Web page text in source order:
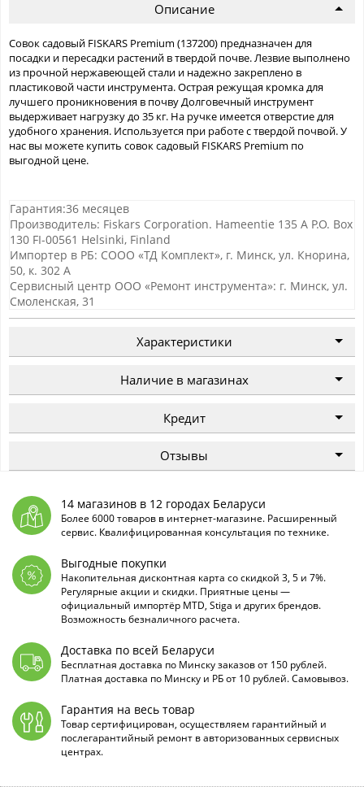
Описание
Совок садовый FISKARS Premium (137200) предназначен для
посадки и пересадки растений в твердой почве. Лезвие выполнено
из прочной нержавеющей стали и надежно закреплено в
пластиковой части инструмента. Острая режущая кромка для
лучшего проникновения в почву Долговечный инструмент
выдерживает нагрузку до 35 кг. На ручке имеется отверстие для
удобного хранения. Используется при работе с твердой почвой. У
нас вы можете купить совок садовый FISKARS Premium по
выгодной цене.
Гарантия:36 месяцев
Производитель: Fiskars Corporation. Hameentie 135 A P.O. Box
130 FI-00561 Helsinki, Finland
Импортер в РБ: СООО «ТД Комплект», г. Минск, ул. Кнорина,
50, к. 302 А
Сервисный центр ООО «Ремонт инструмента»: г. Минск, ул.
Смоленская, 31
Характеристики
Наличие в магазинах
Кредит
Отзывы
14 магазинов в 12 городах Беларуси
Более 6000 товаров в интернет-магазине. Расширенный
сервис. Квалифицированная консультация по технике.
Выгодные покупки
Накопительная дисконтная карта со скидкой 3, 5 и 7%.
Регулярные акции и скидки. Приятные цены —
официальный импортёр MTD, Stiga и других брендов.
Возможность безналичного расчета.
Доставка по всей Беларуси
Бесплатная доставка по Минску заказов от 150 рублей.
Платная доставка по Минску и РБ от 10 рублей. Самовывоз.
Гарантия на весь товар
Товар сертифицирован, осуществляем гарантийный и
послегарантийный ремонт в авторизованных сервисных
центрах.